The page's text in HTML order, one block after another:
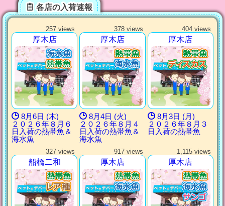
各店の入荷速報
257 views
厚木店
8月6日 (木)
２０２６年８月６
日入荷の熱帯魚＆
海水魚
378 views
厚木店
8月4日 (火)
２０２６年８月４
日入荷の熱帯魚＆
海水魚
404 views
厚木店
8月3日 (月)
２０２６年８月３
日入荷の熱帯魚
327 views
船橋二和
917 views
厚木店
1,115 views
厚木店